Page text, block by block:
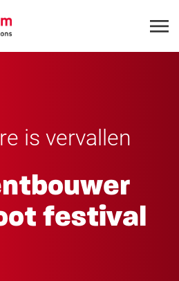
is vervallen
festival